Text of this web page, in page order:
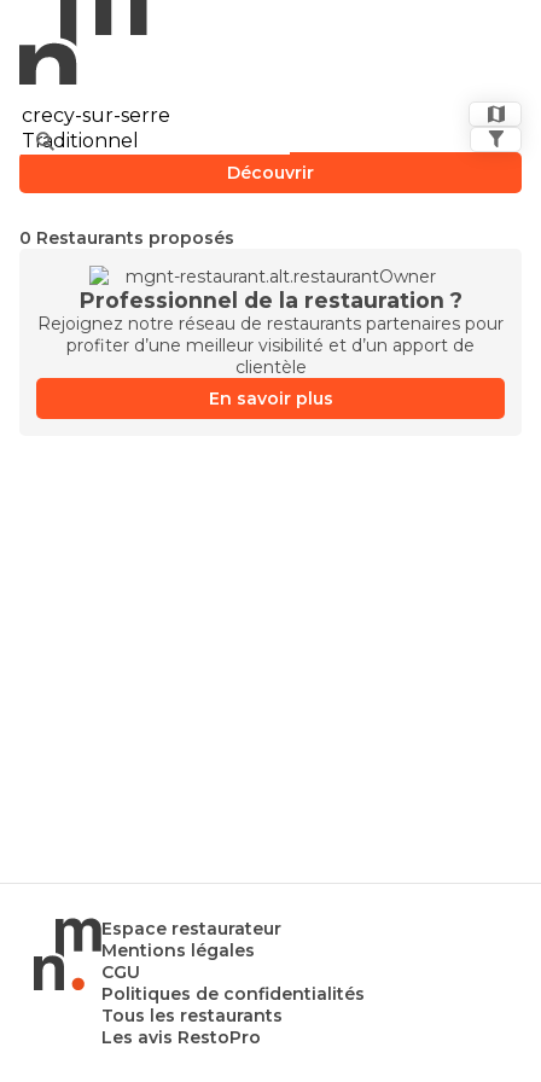
Découvrir
0 Restaurants proposés
Professionnel de la restauration ?
Rejoignez notre réseau de restaurants partenaires pour
profiter d’une meilleur visibilité et d’un apport de
clientèle
En savoir plus
Espace restaurateur
Mentions légales
CGU
Politiques de confidentialités
Tous les restaurants
Les avis RestoPro